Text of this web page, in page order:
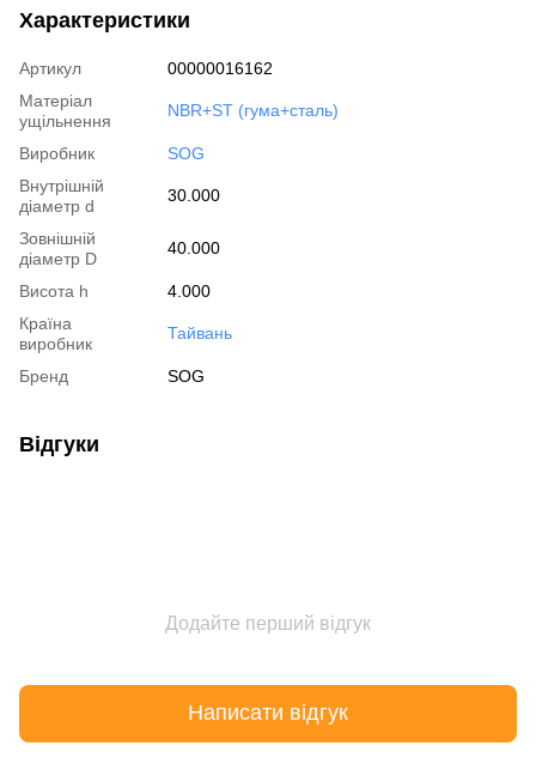
Характеристики
Артикул
00000016162
Матеріал
ущільнення
NBR+ST (гума+сталь)
Виробник
SOG
Внутрішній
діаметр d
30.000
Зовнішній
діаметр D
40.000
Висота h
4.000
Країна
виробник
Тайвань
Бренд SOG
Відгуки
Додайте перший відгук
Написати відгук